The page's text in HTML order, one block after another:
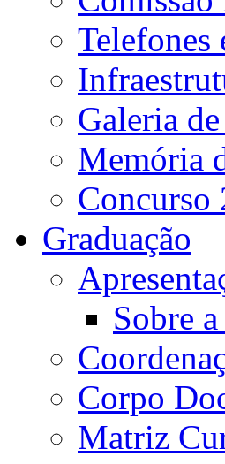
Telefones
Galeria
Memória
Concurso
Graduação
Sobre
Corpo
Matriz